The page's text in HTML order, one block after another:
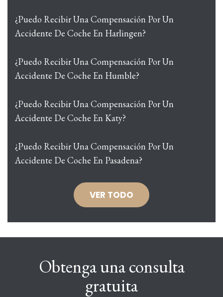
¿Puedo Recibir Una Compensación Por Un
Accidente De Coche En Harlingen?
¿Puedo Recibir Una Compensación Por Un
Accidente De Coche En Humble?
¿Puedo Recibir Una Compensación Por Un
Accidente De Coche En Katy?
¿Puedo Recibir Una Compensación Por Un
Accidente De Coche En Pasadena?
VER TODO
Obtenga una consulta
gratuita